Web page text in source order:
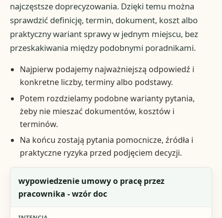
najczęstsze doprecyzowania. Dzięki temu można
sprawdzić definicję, termin, dokument, koszt albo
praktyczny wariant sprawy w jednym miejscu, bez
przeskakiwania między podobnymi poradnikami.
Najpierw podajemy najważniejszą odpowiedź i
konkretne liczby, terminy albo podstawy.
Potem rozdzielamy podobne warianty pytania,
żeby nie mieszać dokumentów, kosztów i
terminów.
Na końcu zostają pytania pomocnicze, źródła i
praktyczne ryzyka przed podjęciem decyzji.
Fraza
Intencja
wypowiedzenie umowy o pracę przez
pracownika - wzór doc